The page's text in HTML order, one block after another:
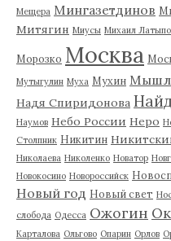
Мещера Мингазетдинов
Митягин Миусы Михаил
Морозко Москва
Мутыгулин Муха Мухин
Надя Спиридонова
Наумов Небо России Неро
Столпник Никитин
Николаева Николенко Новатор
Новокосино Новороссийск
Новый год Новый свет
слобода Одесса Ожогин
Карталова Ольгово Опарин Орлов